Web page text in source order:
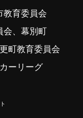
教育委員会
会、幕別町
町教育委員会
ーリーグ